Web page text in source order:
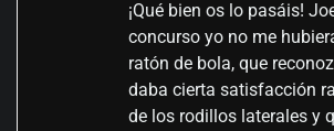
¡Qué bien os lo pasáis!
concurso yo no me
ratón de bola, que
daba cierta satisfacción
de los rodillos laterales y